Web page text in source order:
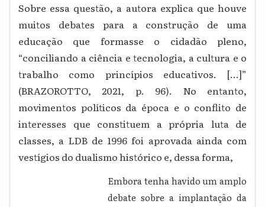
Sobre essa questão, a autora explica que houve
muitos debates para a construção de uma
educação que formasse o cidadão pleno,
“conciliando a ciência e tecnologia, a cultura e o
trabalho como princípios educativos. [...]”
(BRAZOROTTO, 2021, p. 96). No entanto,
movimentos políticos da época e o conflito de
interesses que constituem a própria luta de
classes, a LDB de 1996 foi aprovada ainda com
vestígios do dualismo histórico e, dessa forma,
Embora tenha havido um amplo
debate sobre a implantação da